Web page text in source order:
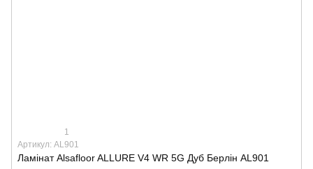
1
Артикул: AL901
Ламінат Alsafloor ALLURE V4 WR 5G Дуб Берлін AL901